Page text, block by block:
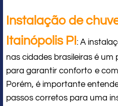
Instalação de
Itainópolis PI : A
nas cidades brasileiras é um
para garantir conforto e
Porém, é importante
passos corretos para uma